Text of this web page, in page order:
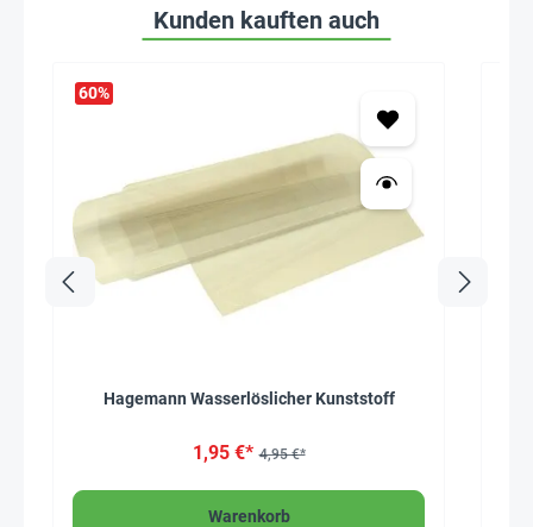
Kunden kauften auch
60%
Hagemann Wasserlöslicher Kunststoff
1,95 €* 4,95 €*
Warenkorb